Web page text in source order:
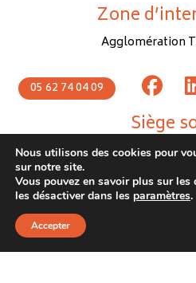
Zone
Agglomération
05 62 74 04 09
Siège
1 rue de Provence
Mentions
©2023 La Passerelle |
Nous utilisons des cookies pour
sur notre site.
Vous pouvez en savoir plus sur
les désactiver dans les paramètres.
Accepter